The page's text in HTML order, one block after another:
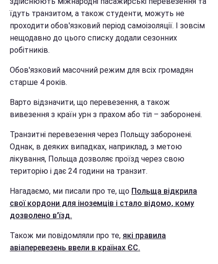
їдуть транзитом, а також студенти, можуть не
проходити обов'язковий період самоізоляції. І зовсім
нещодавно до цього списку додали сезонних
робітників.
Обов'язковий масочний режим для всіх громадян
старше 4 років.
Варто відзначити, що перевезення, а також
вивезення з країн урн з прахом або тіл – заборонені.
Транзитні перевезення через Польщу заборонені.
Однак, в деяких випадках, наприклад, з метою
лікування, Польща дозволяє проїзд через свою
територію і дає 24 години на транзит.
Нагадаємо, ми писали про те, що Польща відкрила
свої кордони для іноземців і стало відомо, кому
дозволено в'їзд.
Також ми повідомляли про те, які правила
авіаперевезень ввели в країнах ЄС.